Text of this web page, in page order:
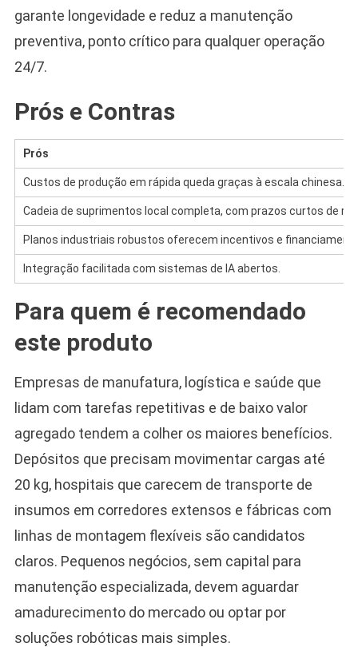
garante longevidade e reduz a manutenção
preventiva, ponto crítico para qualquer operação
24/7.
Prós e Contras
Prós
Custos de produção em rápida queda graças à escala chinesa.
Cadeia de suprimentos local completa, com prazos curtos de
Planos industriais robustos oferecem incentivos e
Integração facilitada com sistemas de IA abertos.
Para quem é recomendado
este produto
Empresas de manufatura, logística e saúde que
lidam com tarefas repetitivas e de baixo valor
agregado tendem a colher os maiores benefícios.
Depósitos que precisam movimentar cargas até
20 kg, hospitais que carecem de transporte de
insumos em corredores extensos e fábricas com
linhas de montagem flexíveis são candidatos
claros. Pequenos negócios, sem capital para
manutenção especializada, devem aguardar
amadurecimento do mercado ou optar por
soluções robóticas mais simples.